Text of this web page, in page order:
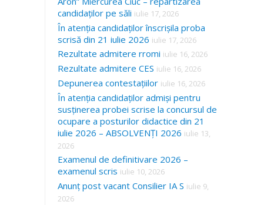
candidaților pe săli iulie 17, 2026
În atenția candidaților înscrișila proba
scrisă din 21 iulie 2026 iulie 17, 2026
Rezultate admitere rromi iulie 16, 2026
Rezultate admitere CES iulie 16, 2026
Depunerea contestațiilor iulie 16, 2026
În atenția candidaților admiși pentru
susținerea probei scrise la concursul de
ocupare a posturilor didactice din 21
iulie 2026 – ABSOLVENȚI 2026 iulie 13,
2026
Examenul de definitivare 2026 –
examenul scris iulie 10, 2026
Anunț post vacant Consilier IA S iulie 9,
2026